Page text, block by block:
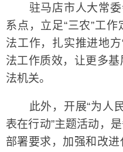
驻马店市人大常委
系点，立足“三农”工
法工作，扎实推进地
法工作质效，让更多
法机关。
此外，开展“为人民
表在行动”主题活动，
部署要求，加强和改